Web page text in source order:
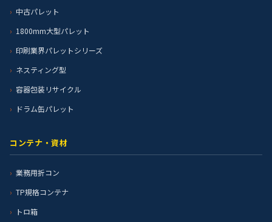
中古パレット
1800mm大型パレット
印刷業界パレットシリーズ
ネスティング型
容器包装リサイクル
ドラム缶パレット
コンテナ・資材
業務用折コン
TP規格コンテナ
トロ箱